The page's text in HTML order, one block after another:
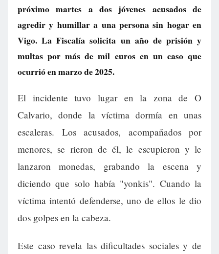
próximo martes a dos jóvenes acusados de
agredir y humillar a una persona sin hogar en
Vigo. La Fiscalía solicita un año de prisión y
multas por más de mil euros en un caso que
ocurrió en marzo de 2025.
El incidente tuvo lugar en la zona de O
Calvario, donde la víctima dormía en unas
escaleras. Los acusados, acompañados por
menores, se rieron de él, le escupieron y le
lanzaron monedas, grabando la escena y
diciendo que solo había "yonkis". Cuando la
víctima intentó defenderse, uno de ellos le dio
dos golpes en la cabeza.
Este caso revela las dificultades sociales y de